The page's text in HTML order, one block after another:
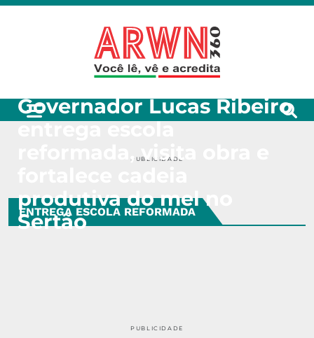
PUBLICIDADE
ENTREGA ESCOLA REFORMADA
Governador Lucas Ribeiro
entrega escola
reformada, visita obra e
produtiva do mel no
Sertão
PUBLICIDADE